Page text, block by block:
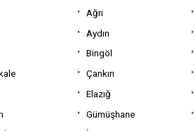
Ağrı
Aydın
Bingöl
Çankırı
Elazığ
Gümüşhane